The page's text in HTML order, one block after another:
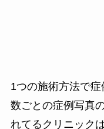
1つの施術方法で
数ごとの症例写真
れてるクリニック